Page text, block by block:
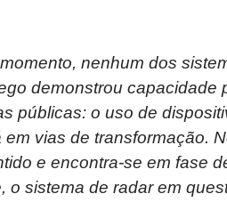
nenhum dos
demonstrou capacidade
públicas: o uso de
vias de transformação.
e encontra-se em fase
o sistema de radar em